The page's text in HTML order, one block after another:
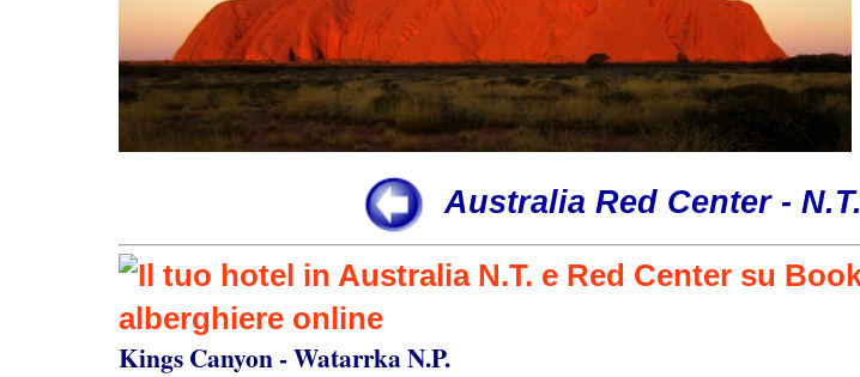
Australia Red Center - N.T.
Kings Canyon - Watarrka N.P.